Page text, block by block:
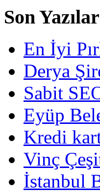
Son Yazılar
En İyi
Derya
Sabit
Eyüp
Kredi
Vinç
İstanbul